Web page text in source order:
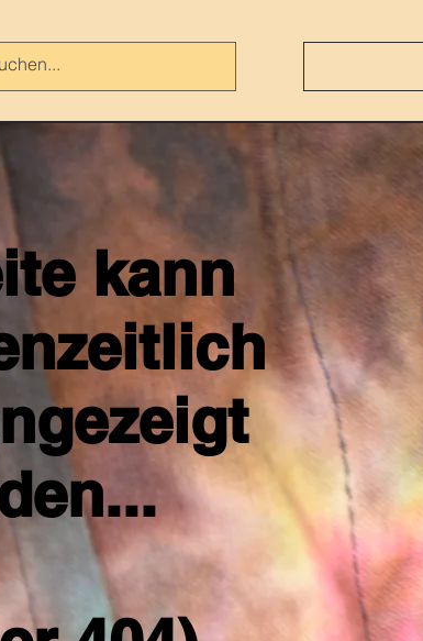
kann